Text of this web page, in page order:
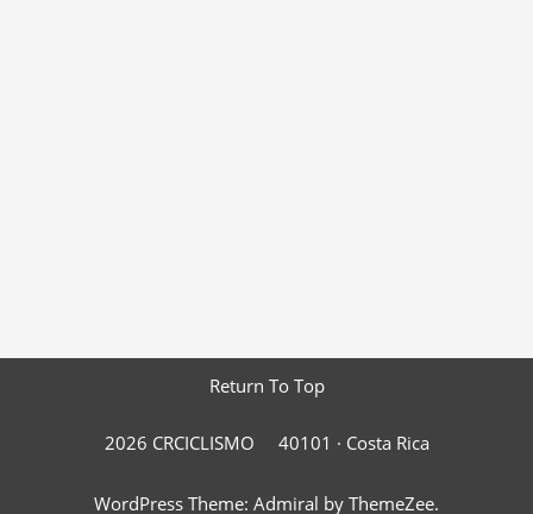
Return To Top
2026 CRCICLISMO 40101 · Costa Rica
WordPress Theme: Admiral by ThemeZee.